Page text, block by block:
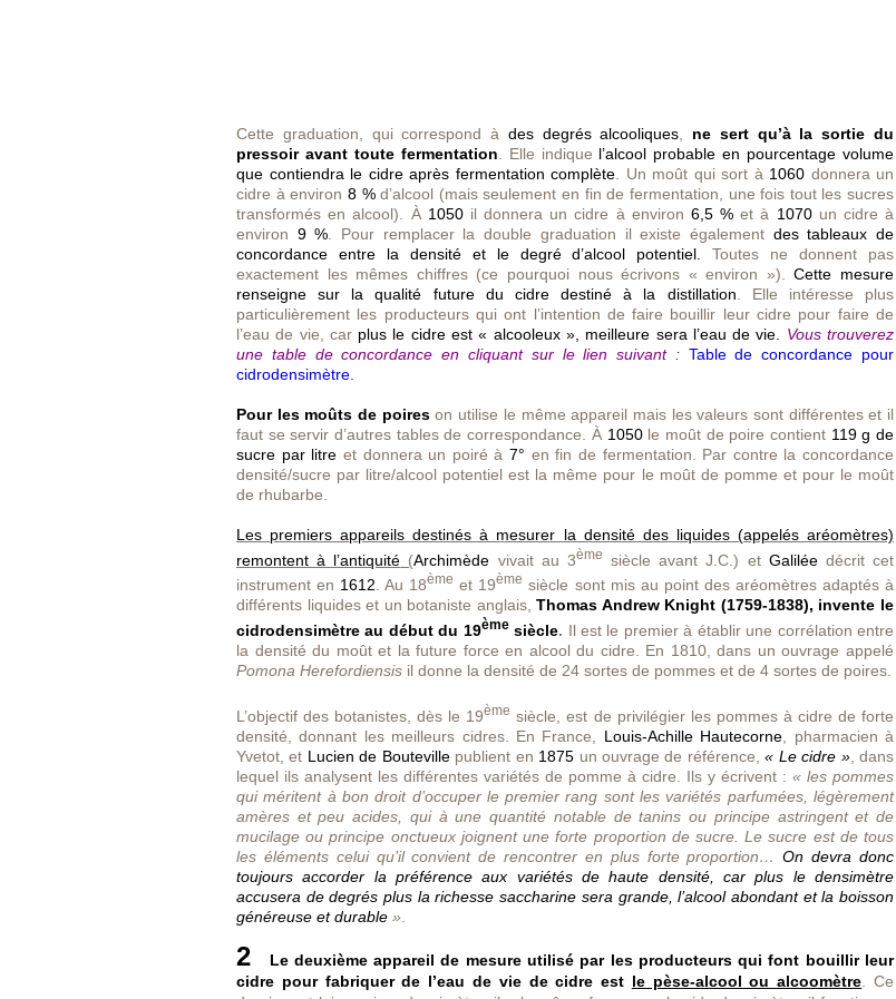
Cette graduation, qui correspond à des degrés alcooliques
ne sert qu’à la sortie du
pressoir avant toute fermentation . Elle indique l’alcool probable en pourcentage volume
que contiendra le cidre après fermentation complète . Un moût qui sort à 1060 donnera un
cidre à environ 8 %d’alcool (mais seulement en fin de fermentation, une fois tout les sucres
transformés en alcool). À 1050il donnera un cidre à environ 6,5 % et à 1070un cidre à
environ 9 % . Pour remplacer la double graduation il existe également des tableaux de
concordance entre la densité et le degré d’alcool potentiel.
Toutes ne donnent pas
exactement les mêmes chiffres (ce pourquoi nous écrivons « environ »).Cette mesure
renseigne sur la qualité future du cidre destiné à la distillation . Elle intéresse plus
particulièrement les producteurs qui ont l’intention de faire bouillir leur cidre pour faire de
l’eau de vie, car plus le cidre est « alcooleux », meilleure sera l’eau de vie. Vous trouverez
une table de concordance en cliquant sur le lien suivant : Table de concordance pour
cidrodensimètre.
Pour les moûts de poireson utilise le même appareil mais les valeurs sont différentes et il
faut se servir d’autres tables de correspondance. À 1050le moût de poire contient 119 g de
sucre par litre et donnera un poiré à 7° en fin de fermentation. Par contre la concordance
densité/sucre par litre/alcool potentiel est la même pour le moût de pomme et pour le moût
de rhubarbe.
Les premiers appareils destinés à mesurer la densité des liquides (appelés aréomètres)
remontent à l’antiquité (Archimède vivait au 3ème siècle avant J.C.) et Galiléedécrit cet
instrument en 1612. Au 18ème et 19ème siècle sont mis au point des aréomètres adaptés à
différents liquides et un botaniste anglais,Thomas Andrew Knight (1759-1838), invente le
cidrodensimètre au début du 19èmesiècle. Il est le premier à établir une corrélation entre
la densité du moût et la future force en alcool du cidre. En 1810, dans un ouvrage appelé
Pomona Herefordiensis il donne la densité de 24 sortes de pommes et de 4 sortes de poires.
L’objectif des botanistes, dès le 19ème siècle, est de privilégier les pommes à cidre de forte
densité, donnant les meilleurs cidres. En France, Louis-Achille Hautecorne , pharmacien à
Yvetot, et Lucien de Boutevillepublient en 1875 un ouvrage de référence,« Le cidre », dans
lequel ils analysent les différentes variétés de pomme à cidre. Ils y écrivent : « les pommes
qui méritent à bon droit d’occuper le premier rang sont les variétés parfumées, légèrement
amères et peu acides, qui à une quantité notable de tanins ou principe astringent et de
mucilage ou principe onctueux joignent une forte proportion de sucre. Le sucre est de tous
les éléments celui qu’il convient de rencontrer en plus forte proportion…On devra donc
toujours accorder la préférence aux variétés de haute densité, car plus le densimètre
accusera de degrés plus la richesse saccharine sera grande, l’alcool abondant et la boisson
généreuse et durable »
2
Le deuxième appareil de mesure utilisé par les producteurs qui font bouillir leur
cidre pour fabriquer de l’eau de vie de cidre est le pèse-alcool ou alcoomètre . Ce